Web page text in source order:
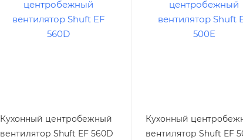
Кухонный центробежный
вентилятор Shuft EF 560D
Кухонный
вентилятор Shuft EF